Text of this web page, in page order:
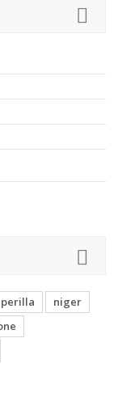
perilla
niger